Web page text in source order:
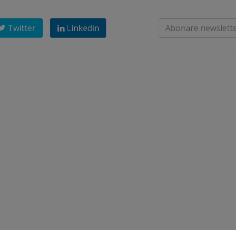
Twitter Linkedin